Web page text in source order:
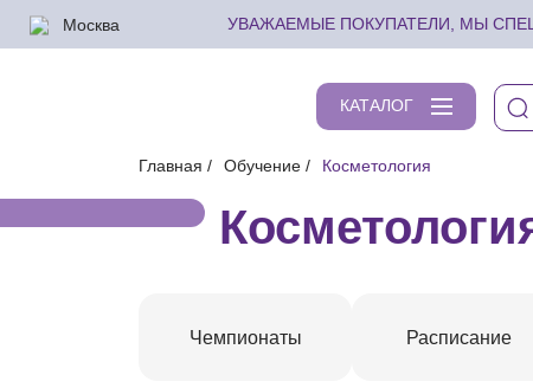
УВАЖАЕМЫЕ ПОКУПАТЕЛИ, МЫ
Москва
КАТАЛОГ
Главная Обучение Косметология
Чемпионаты Расписание